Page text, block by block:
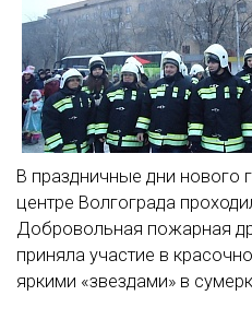
В праздничные дни нового
центре Волгограда
Добровольная пожарная
приняла участие в
яркими «звездами» в